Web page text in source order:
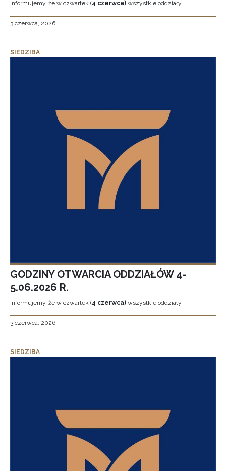
Informujemy, że w czwartek (4 czerwca) wszystkie oddziały
3 czerwca, 2026
SIEDZIBA
GODZINY OTWARCIA ODDZIAŁÓW 4-
5.06.2026 R.
Informujemy, że w czwartek (4 czerwca) wszystkie oddziały
3 czerwca, 2026
SIEDZIBA